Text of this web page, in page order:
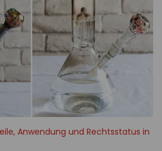
Anwendung und Rechtsstatus in